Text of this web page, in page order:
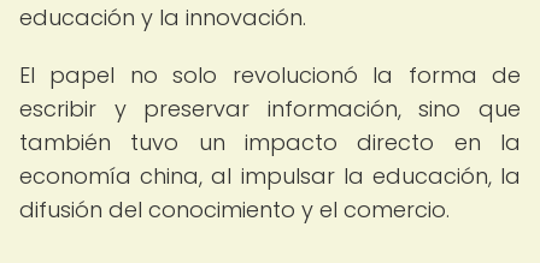
educación y la innovación.
El papel no solo revolucionó la forma de
escribir y preservar información, sino que
también tuvo un impacto directo en la
economía china, al impulsar la educación, la
difusión del conocimiento y el comercio.